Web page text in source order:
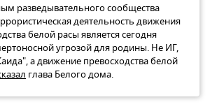
разведывательного сообщества
деятельность движения
белой расы является сегодня
угрозой для родины. Не ИГ,
а движение превосходства белой
глава Белого дома.